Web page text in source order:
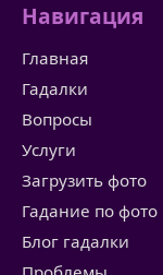
Навигация
Главная
Гадалки
Вопросы
Услуги
Загрузить фото
Гадание по фото
Блог гадалки